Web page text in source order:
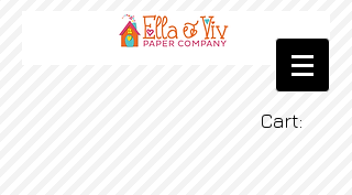
Cart: